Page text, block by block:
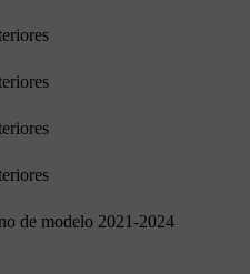
de modelo 2021-2024